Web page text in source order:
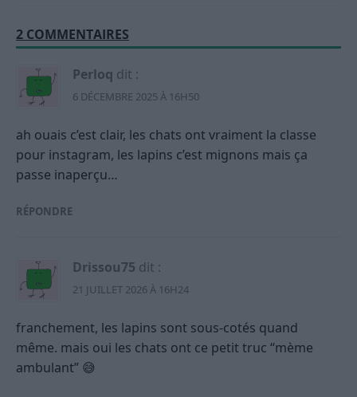
2 COMMENTAIRES
Perloq dit :
6 DÉCEMBRE 2025 À 16H50
ah ouais c’est clair, les chats ont vraiment la classe
pour instagram, les lapins c’est mignons mais ça
passe inaperçu…
RÉPONDRE
Drissou75 dit :
21 JUILLET 2026 À 16H24
franchement, les lapins sont sous-cotés quand
même. mais oui les chats ont ce petit truc “mème
ambulant” 😅